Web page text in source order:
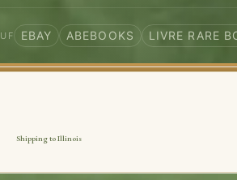
EBAY ABEBOOKS LIVRE RARE
Shipping to Illinois